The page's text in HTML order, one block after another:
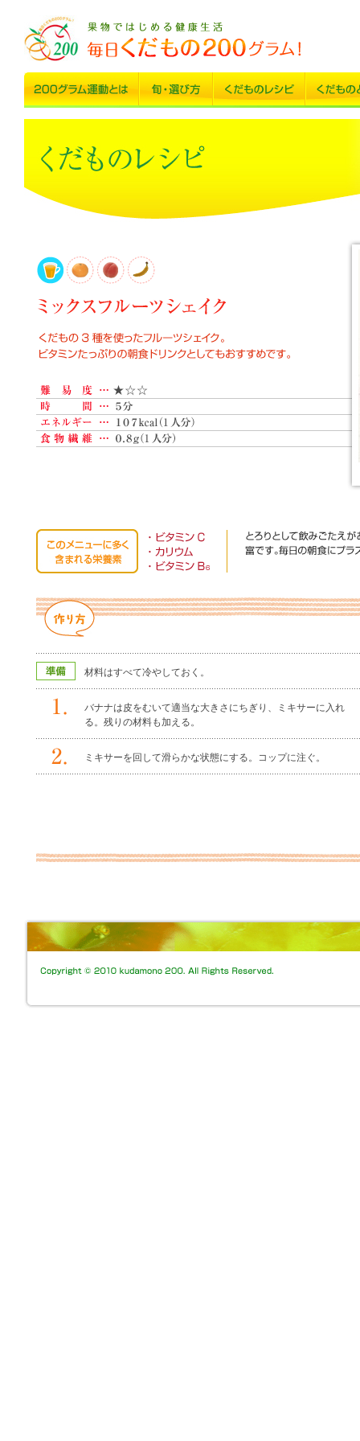
材料はすべて冷やしておく。
バナナは皮をむいて適当な大きさにちぎり、ミキサーに入れ
る。残りの材料も加える。
ミキサーを回して滑らかな状態にする。コップに注ぐ。